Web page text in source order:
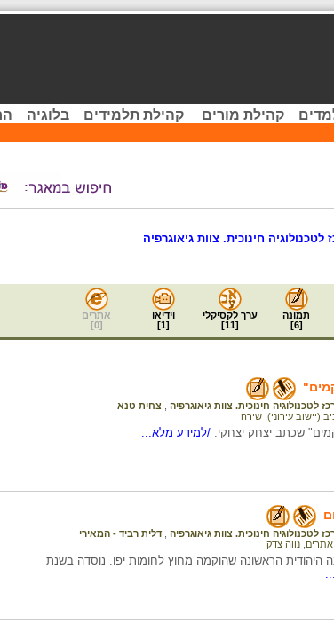
קהילת מורים קהילת תלמידים בלוגיה
חינוכית. צוות גיאוגרפיה
תמונה
[
6
]
ערך לקסיקלי
[
11
]
וידיאו
[
1
]
אתרים
[
0
]
לטכנולוגיה חינוכית. צוות גיאוגרפיה
צחית טנא
(יישוב עירוני) שירה
שכתב יצחק יצחקי. /למידע מלא...
לטכנולוגיה חינוכית. צוות גיאוגרפיה ,דלית רביד - המאירי
נווה צדק
היהודית הראשונה שהוקמה מחוץ לחומות יפו. נוסדה בשנת